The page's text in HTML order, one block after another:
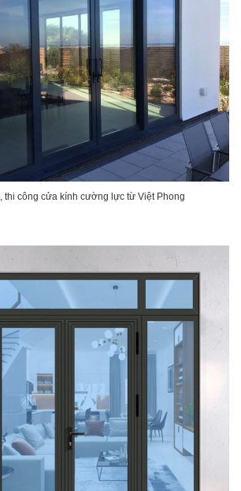
thi công cửa kính cường lực từ Việt Phong